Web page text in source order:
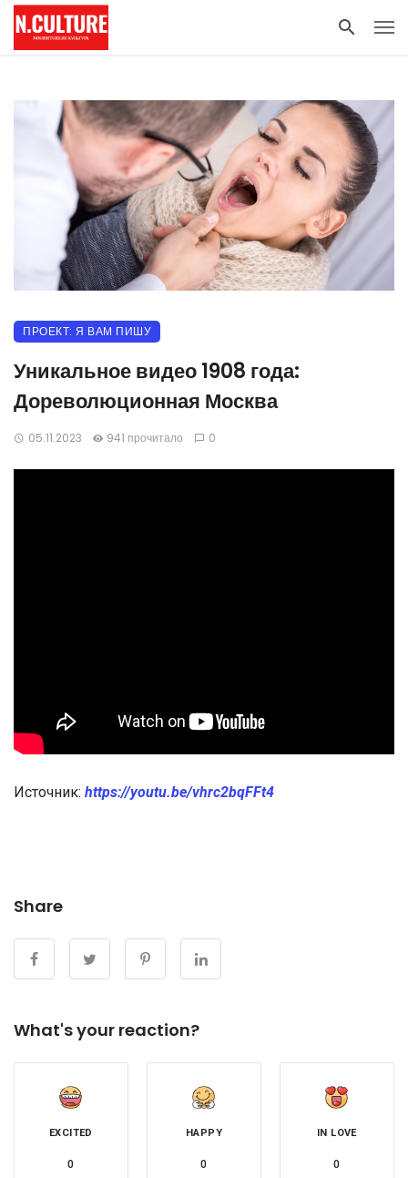
ПРОЕКТ: Я ВАМ ПИШУ
Уникальное видео 1908 года:
Дореволюционная Москва
05.11.2023 941 прочитало 0
Источник: https://youtu.be/vhrc2bqFFt4
Share
What's your reaction?
EXCITED
0
HAPPY
0
IN LOVE
0